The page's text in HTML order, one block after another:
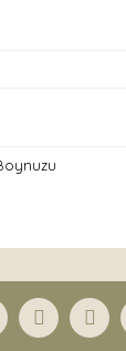
Yorum Yaz
teşekkür ederiz.